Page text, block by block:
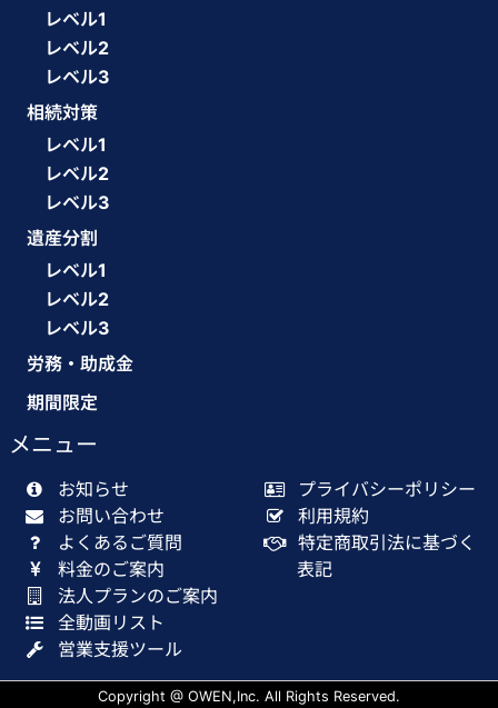
レベル1
レベル2
レベル3
相続対策
レベル1
レベル2
レベル3
遺産分割
レベル1
レベル2
レベル3
労務・助成金
期間限定
メニュー
お知らせ
お問い合わせ
よくあるご質問
料金のご案内
法人プランのご案内
全動画リスト
営業支援ツール
プライバシーポリシー
利用規約
特定商取引法に基づく
表記
Copyright @ OWEN,Inc. All Rights Reserved.